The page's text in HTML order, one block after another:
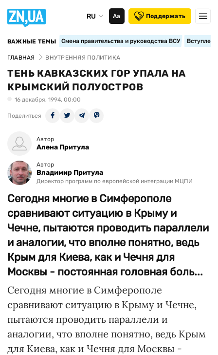
RU Аа Поддержать
ВАЖНЫЕ ТЕМЫ Смена правительства и руководства ВСУ
ГЛАВНАЯ ВНУТРЕННЯЯ ПОЛИТИКА
ТЕНЬ КАВКАЗСКИХ ГОР УПАЛА НА
КРЫМСКИЙ ПОЛУОСТРОВ
16 декабря, 1994, 00:00
Поделиться
Автор
Алена Притула
Автор
Владимир Притула
Директор программ по европейской интеграции МЦПИ
Сегодня многие в Симферополе
сравнивают ситуацию в Крыму и
Чечне, пытаются проводить параллели
и аналогии, что вполне понятно, ведь
Крым для Киева, как и Чечня для
Москвы - постоянная головная боль...
Сегодня многие в Симферополе
сравнивают ситуацию в Крыму и Чечне,
пытаются проводить параллели и
аналогии, что вполне понятно, ведь Крым
для Киева, как и Чечня для Москвы -